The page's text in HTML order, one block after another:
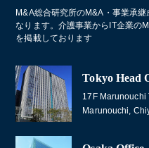
M&A総合研究所のM&A・事業承
なります。介護事業からIT企業の
を掲載しております
Tokyo Head
17F Marunouchi
Marunouchi,